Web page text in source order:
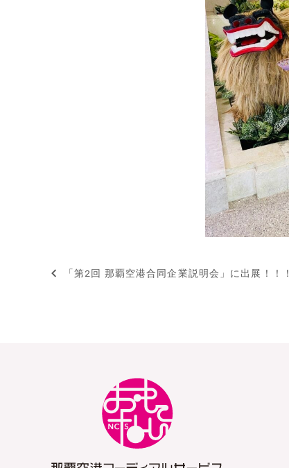
投
「第2回 那覇空港合同企業説明会」に出展！！！